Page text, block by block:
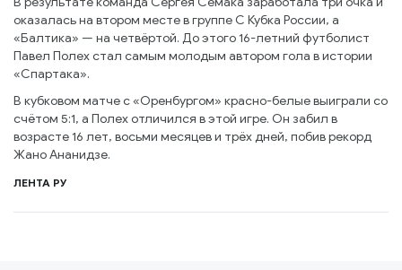
оказалась на втором месте в группе С Кубка России, а
«Балтика» — на четвёртой. До этого 16-летний футболист
Павел Полех стал самым молодым автором гола в истории
«Спартака».
В кубковом матче с «Оренбургом» красно-белые выиграли со
счётом 5:1, а Полех отличился в этой игре. Он забил в
возрасте 16 лет, восьми месяцев и трёх дней, побив рекорд
Жано Ананидзе.
ЛЕНТА РУ